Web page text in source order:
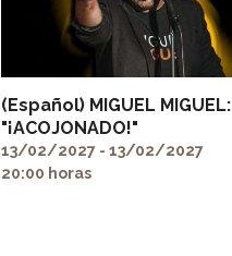
(Español) MIGUEL MIGUEL:
"¡ACOJONADO!"
13/02/2027 - 13/02/2027
20:00 horas